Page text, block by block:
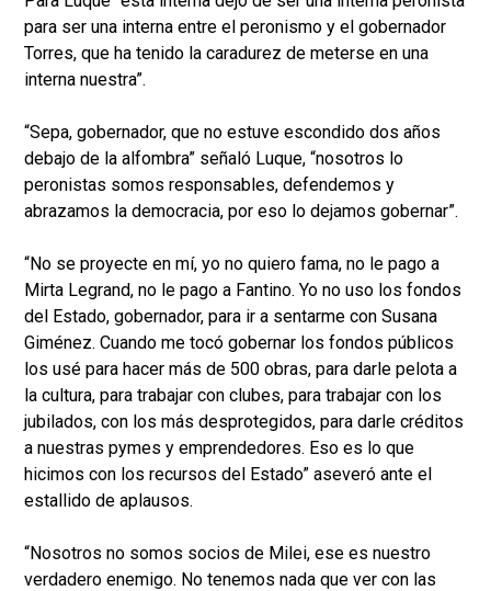
para ser una interna entre el peronismo y el gobernador
Torres, que ha tenido la caradurez de meterse en una
interna nuestra”.
“Sepa, gobernador, que no estuve escondido dos años
debajo de la alfombra” señaló Luque, “nosotros lo
peronistas somos responsables, defendemos y
abrazamos la democracia, por eso lo dejamos gobernar”.
“No se proyecte en mí, yo no quiero fama, no le pago a
Mirta Legrand, no le pago a Fantino. Yo no uso los fondos
del Estado, gobernador, para ir a sentarme con Susana
Giménez. Cuando me tocó gobernar los fondos públicos
los usé para hacer más de 500 obras, para darle pelota a
la cultura, para trabajar con clubes, para trabajar con los
jubilados, con los más desprotegidos, para darle créditos
a nuestras pymes y emprendedores. Eso es lo que
hicimos con los recursos del Estado” aseveró ante el
estallido de aplausos.
“Nosotros no somos socios de Milei, ese es nuestro
verdadero enemigo. No tenemos nada que ver con las